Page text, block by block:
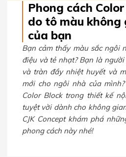
Phong cách
do tô màu không
của bạn
Bạn cảm thấy màu sắc ngôi
điệu và tẻ nhạt? Bạn là
và tràn đầy nhiệt huyết và
mới cho ngôi nhà của
Color Block trong thiết kế
tuyệt vời dành cho không
CJK Concept khám phá
phong cách này nhé!